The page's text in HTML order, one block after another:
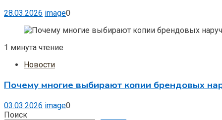
28.03.2026 image0
1 минута чтение
Новости
Почему многие выбирают копии брендовых
03.03.2026 image0
Поиск